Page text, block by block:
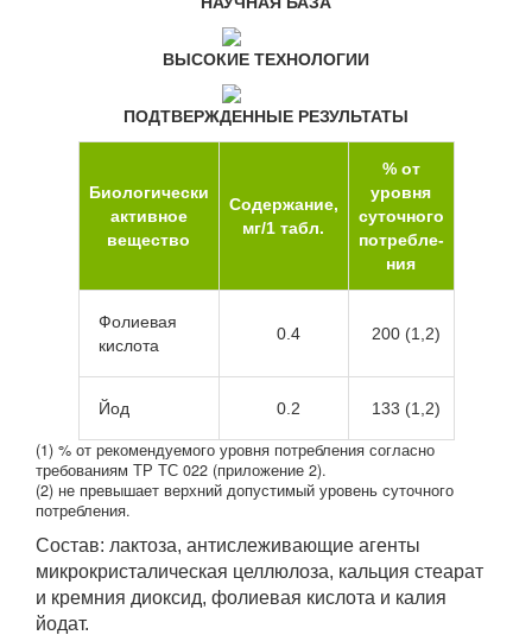
ВЫСОКИЕ ТЕХНОЛОГИИ
ПОДТВЕРЖДЕННЫЕ РЕЗУЛЬТАТЫ
Биологически
активное
вещество
Содержание,
мг/1 табл.
% от
уровня
суточного
потребле-
ния
Фолиевая
кислота
0.4 200 (1,2)
Йод 0.2 133 (1,2)
(1) % от рекомендуемого уровня потребления согласно
требованиям ТР ТС 022 (приложение 2).
(2) не превышает верхний допустимый уровень суточного
потребления.
Состав: лактоза, антислеживающие агенты
микрокристалическая целлюлоза, кальция стеарат
и кремния диоксид, фолиевая кислота и калия
йодат.